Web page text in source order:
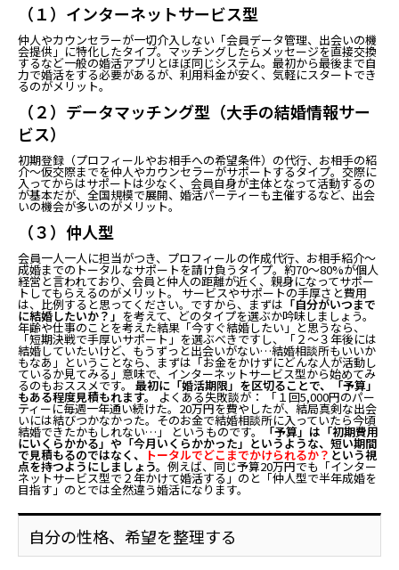
（１）インターネットサービス型
仲人やカウンセラーが一切介入しない「会員データ管理、出会いの機
会提供」に特化したタイプ。マッチングしたらメッセージを直接交換
するなど一般の婚活アプリとほぼ同じシステム。最初から最後まで自
力で婚活をする必要があるが、利用料金が安く、気軽にスタートでき
るのがメリット。
（２）データマッチング型（大手の結婚情報サー
ビス）
初期登録（プロフィールやお相手への希望条件）の代行、お相手の紹
介～仮交際までを仲人やカウンセラーがサポートするタイプ。交際に
入ってからはサポートは少なく、会員自身が主体となって活動するの
が基本だが、全国規模で展開、婚活パーティーも主催するなど、出会
いの機会が多いのがメリット。
（３）仲人型
会員一人一人に担当がつき、プロフィールの作成代行、お相手紹介～
成婚までのトータルなサポートを請け負うタイプ。約70～80%が個人
経営と言われており、会員と仲人の距離が近く、親身になってサポー
トしてもらえるのがメリット。 サービスやサポートの手厚さと費用
は、比例すると思ってください。ですから、まずは 「自分がいつまで
に結婚したいか？」 を考えて、どのタイプを選ぶか吟味しましょう。
年齢や仕事のことを考えた結果「今すぐ結婚したい」と思うなら、
「短期決戦で手厚いサポート」を選ぶべきですし、「２～３年後には
結婚していたいけど、もうずっと出会いがない…結婚相談所もいいか
もなあ」ということなら、まずは「お金をかけずにどんな人が活動し
ているか見てみる」意味で、インターネットサービス型から始めてみ
るのもおススメです。最初に「婚活期限」を区切ることで、「予算」
もある程度見積もれます。よくある失敗談が： 「１回5,000円のパー
ティーに毎週一年通い続けた。20万円を費やしたが、結局真剣な出会
いには結びつかなかった。そのお金で結婚相談所に入っていたら今頃
結婚できたかもしれない…」 というものです。「予算」は「初期費用
にいくらかかる」や「今月いくらかかった」というような、短い期間
で見積もるのではなく、 トータルでどこまでかけられるか？という視
点を持つようにしましょう。 例えば、同じ予算20万円でも「インター
ネットサービス型で２年かけて婚活する」のと「仲人型で半年成婚を
目指す」のとでは全然違う婚活になります。
自分の性格、希望を整理する